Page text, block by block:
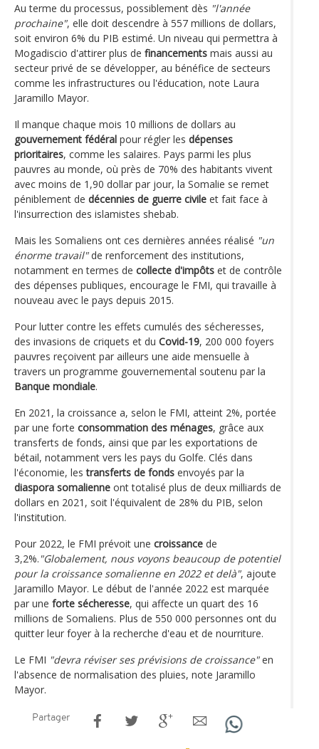
Au terme du processus, possiblement dès "l'année
prochaine", elle doit descendre à 557 millions de dollars,
soit environ 6% du PIB estimé. Un niveau qui permettra à
Mogadiscio d'attirer plus de financements mais aussi au
secteur privé de se développer, au bénéfice de secteurs
comme les infrastructures ou l'éducation, note Laura
Jaramillo Mayor.
Il manque chaque mois 10 millions de dollars au
gouvernement fédéral pour régler les dépenses
prioritaires, comme les salaires. Pays parmi les plus
pauvres au monde, où près de 70% des habitants vivent
avec moins de 1,90 dollar par jour, la Somalie se remet
péniblement de décennies de guerre civile et fait face à
l'insurrection des islamistes shebab.
Mais les Somaliens ont ces dernières années réalisé "un
énorme travail"de renforcement des institutions,
notamment en termes de collecte d'impôts et de contrôle
des dépenses publiques, encourage le FMI, qui travaille à
nouveau avec le pays depuis 2015.
Pour lutter contre les effets cumulés des sécheresses,
des invasions de criquets et du Covid-19, 200 000 foyers
pauvres reçoivent par ailleurs une aide mensuelle à
travers un programme gouvernemental soutenu par la
Banque mondiale.
En 2021, la croissance a, selon le FMI, atteint 2%, portée
par une forte consommation des ménages, grâce aux
transferts de fonds, ainsi que par les exportations de
bétail, notamment vers les pays du Golfe. Clés dans
l'économie, lestransferts de fonds envoyés par la
diaspora somalienne ont totalisé plus de deux milliards de
dollars en 2021, soit l'équivalent de 28% du PIB, selon
l'institution.
Pour 2022, le FMI prévoit une croissance de
3,2%. "Globalement, nous voyons beaucoup de potentiel
pour la croissance somalienne en 2022 et delà", ajoute
Jaramillo Mayor. Le début de l'année 2022 est marquée
par une forte sécheresse, qui affecte un quart des 16
millions de Somaliens. Plus de 550 000 personnes ont du
quitter leur foyer à la recherche d'eau et de nourriture.
Le FMI "devra réviser ses prévisions de croissance"en
l'absence de normalisation des pluies, note Jaramillo
Mayor.
Partager